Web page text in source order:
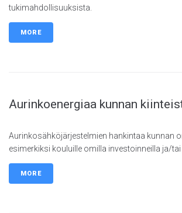
tukimahdollisuuksista.
MORE
Aurinkoenergiaa kunnan
Aurinkosähköjärjestelmien hankintaa kunnan
esimerkiksi kouluille omilla investoinneilla ja/tai
MORE